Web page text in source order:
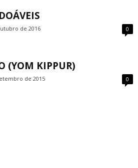
de 2016 0
(YOM KIPPUR)
de 2015 0